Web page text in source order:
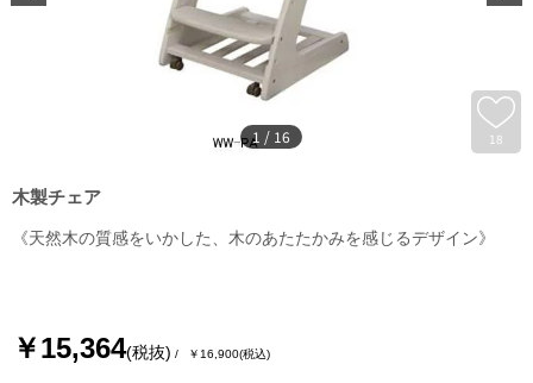
18
1 / 16
木製チェア
《天然木の質感をいかした、木のあたたかみを感じるデザイン》
￥15,364(税抜) ￥16,900(税込)